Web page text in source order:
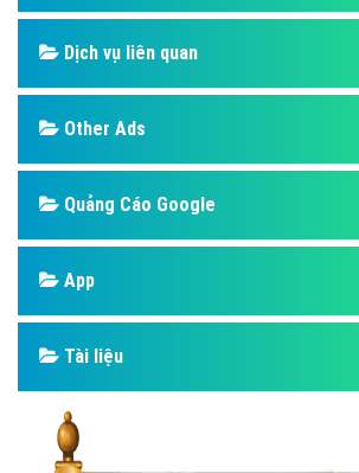
Dịch vụ liên quan
Other Ads
Quảng Cáo Google
App
Tài liệu